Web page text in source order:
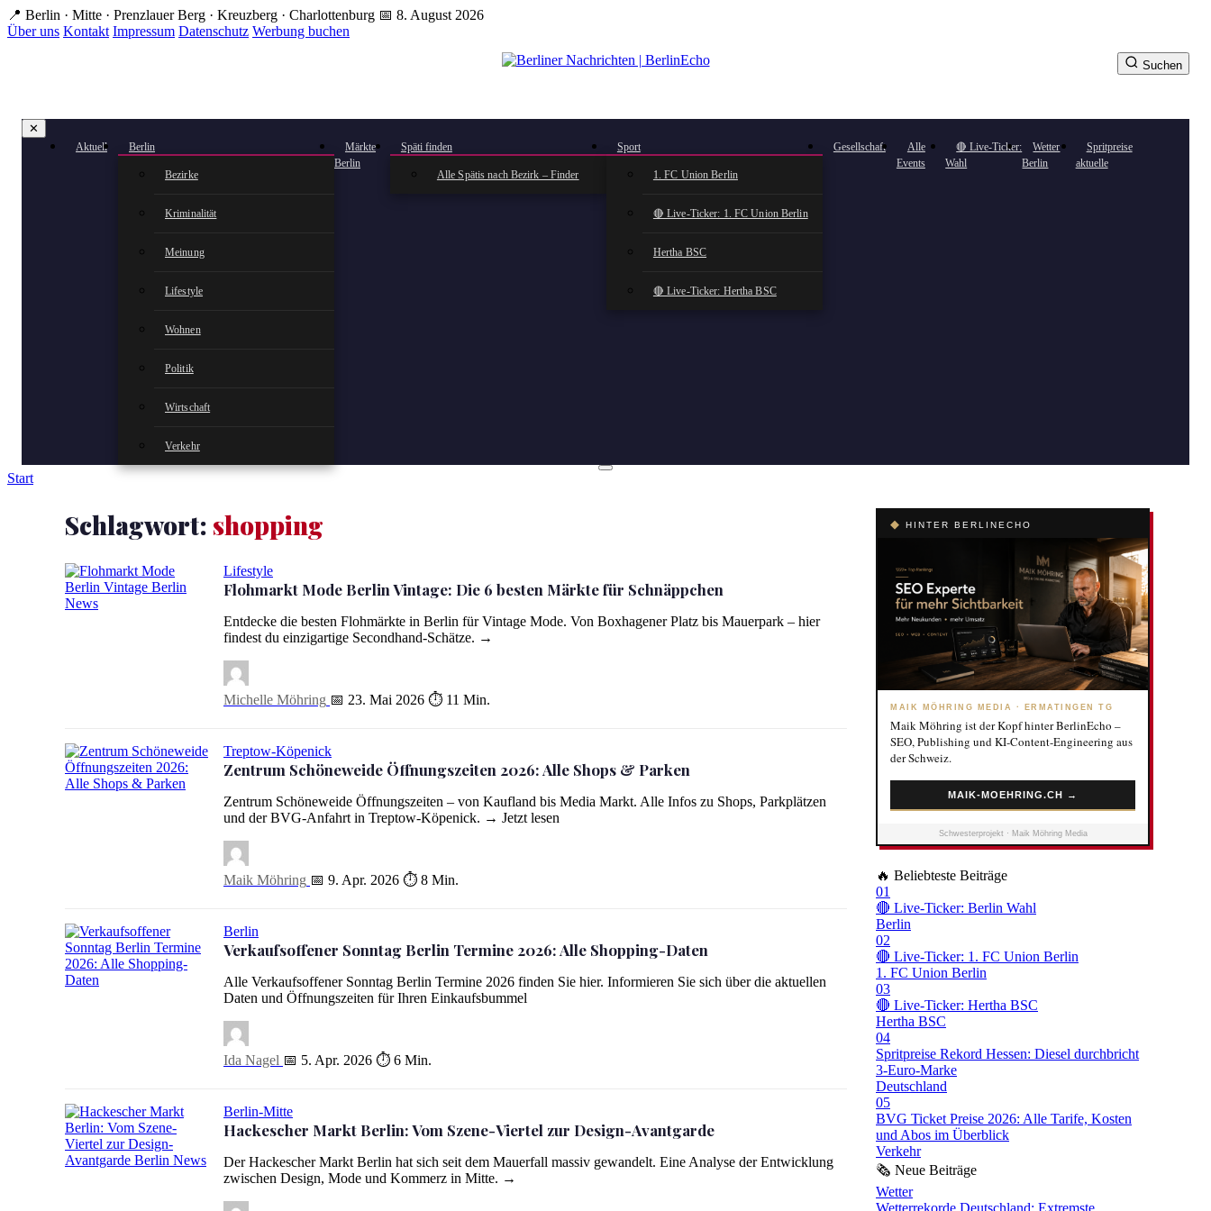
Zum
Hauptinhalt
📍 Berlin · Mitte · Prenzlauer Berg · Kreuzberg · Charlottenburg 📅 8. August 2026
Über uns Kontakt Impressum Datenschutz Werbung buchen
✕
Aktuell Berlin
Bezirke
Kriminalität
Meinung
Lifestyle
Wohnen
Politik
Wirtschaft
Verkehr
Märkte
Berlin
Späti finden
Alle Spätis nach Bezirk – Finder
Sport
1. FC Union Berlin
🔴 Live-Ticker: 1. FC Union Berlin
Hertha BSC
🔴 Live-Ticker: Hertha BSC
Gesellschaft
Alle
Events
🔴 Live-Ticker:
Wahl
Wetter
Berlin
Spritpreise
aktuelle
Suchen
Start
Schlagwort: shopping
Flohmarkt Mode Berlin Vintage: Die 6 besten Märkte für Schnäppchen
Lifestyle
Flohmarkt Mode Berlin Vintage: Die 6 besten Märkte für Schnäppchen
Entdecke die besten Flohmärkte in Berlin für Vintage Mode. Von Boxhagener Platz bis Mauerpark – hier
findest du einzigartige Secondhand-Schätze. →
Michelle Möhring 📅 23. Mai 2026 ⏱ 11 Min.
Zentrum Schöneweide Öffnungszeiten 2026: Alle Shops & Parken
Treptow-Köpenick
Zentrum Schöneweide Öffnungszeiten 2026: Alle Shops & Parken
Zentrum Schöneweide Öffnungszeiten – von Kaufland bis Media Markt. Alle Infos zu Shops, Parkplätzen
und der BVG-Anfahrt in Treptow-Köpenick. → Jetzt lesen
Maik Möhring 📅 9. Apr. 2026 ⏱ 8 Min.
Verkaufsoffener Sonntag Berlin Termine 2026: Alle Shopping-Daten
Berlin
Verkaufsoffener Sonntag Berlin Termine 2026: Alle Shopping-Daten
Alle Verkaufsoffener Sonntag Berlin Termine 2026 finden Sie hier. Informieren Sie sich über die aktuellen
Daten und Öffnungszeiten für Ihren Einkaufsbummel
Ida Nagel 📅 5. Apr. 2026 ⏱ 6 Min.
Hackescher Markt Berlin: Vom Szene-Viertel zur Design-Avantgarde
Berlin-Mitte
Hackescher Markt Berlin: Vom Szene-Viertel zur Design-Avantgarde
Der Hackescher Markt Berlin hat sich seit dem Mauerfall massiv gewandelt. Eine Analyse der Entwicklung
zwischen Design, Mode und Kommerz in Mitte. →
◆ HINTER BERLINECHO
MAIK MÖHRING MEDIA · ERMATINGEN TG
Maik Möhring ist der Kopf hinter BerlinEcho –
SEO, Publishing und KI-Content-Engineering aus
der Schweiz.
MAIK-MOEHRING.CH →
Schwesterprojekt · Maik Möhring Media
🔥 Beliebteste Beiträge
01
🔴 Live-Ticker: Berlin Wahl
Berlin
02
🔴 Live-Ticker: 1. FC Union Berlin
1. FC Union Berlin
03
🔴 Live-Ticker: Hertha BSC
Hertha BSC
04
Spritpreise Rekord Hessen: Diesel durchbricht
3-Euro-Marke
Deutschland
05
BVG Ticket Preise 2026: Alle Tarife, Kosten
und Abos im Überblick
Verkehr
🗞 Neue Beiträge
Wetter
Wetterrekorde Deutschland: Extremste